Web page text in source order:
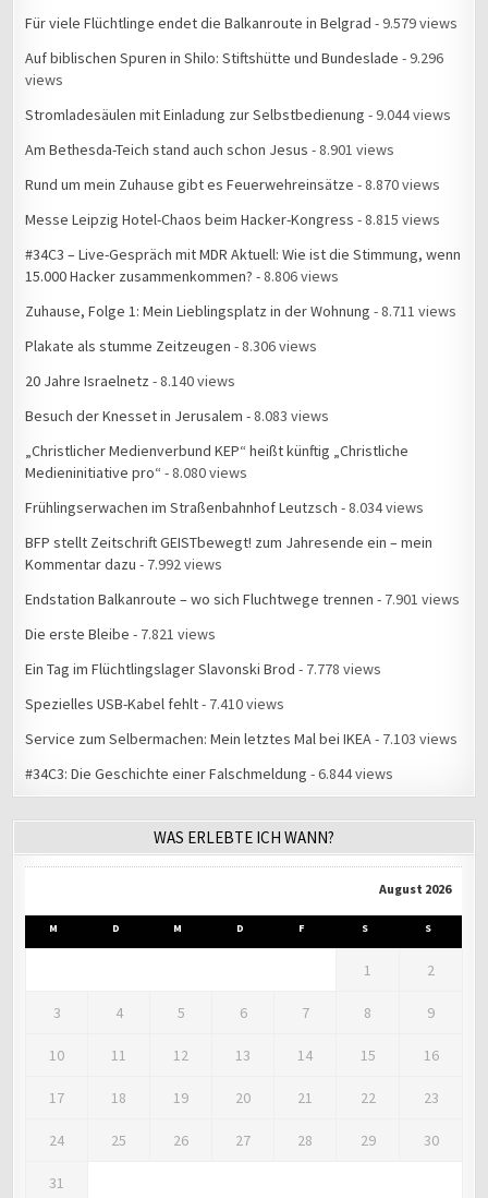
Für viele Flüchtlinge endet die Balkanroute in Belgrad - 9.579 views
Auf biblischen Spuren in Shilo: Stiftshütte und Bundeslade - 9.296
views
Stromladesäulen mit Einladung zur Selbstbedienung - 9.044 views
Am Bethesda-Teich stand auch schon Jesus - 8.901 views
Rund um mein Zuhause gibt es Feuerwehreinsätze - 8.870 views
Messe Leipzig Hotel-Chaos beim Hacker-Kongress - 8.815 views
#34C3 – Live-Gespräch mit MDR Aktuell: Wie ist die Stimmung, wenn
15.000 Hacker zusammenkommen? - 8.806 views
Zuhause, Folge 1: Mein Lieblingsplatz in der Wohnung - 8.711 views
Plakate als stumme Zeitzeugen - 8.306 views
20 Jahre Israelnetz - 8.140 views
Besuch der Knesset in Jerusalem - 8.083 views
„Christlicher Medienverbund KEP“ heißt künftig „Christliche
Medieninitiative pro“ - 8.080 views
Frühlingserwachen im Straßenbahnhof Leutzsch - 8.034 views
BFP stellt Zeitschrift GEISTbewegt! zum Jahresende ein – mein
Kommentar dazu - 7.992 views
Endstation Balkanroute – wo sich Fluchtwege trennen - 7.901 views
Die erste Bleibe - 7.821 views
Ein Tag im Flüchtlingslager Slavonski Brod - 7.778 views
Spezielles USB-Kabel fehlt- 7.410 views
Service zum Selbermachen: Mein letztes Mal bei IKEA- 7.103 views
#34C3: Die Geschichte einer Falschmeldung - 6.844 views
WAS ERLEBTE ICH WANN?
August 2026
M D M D F S S
1 2
3 4 5 6 7 8 9
10 11 12 13 14 15 16
17 18 19 20 21 22 23
24 25 26 27 28 29 30
31